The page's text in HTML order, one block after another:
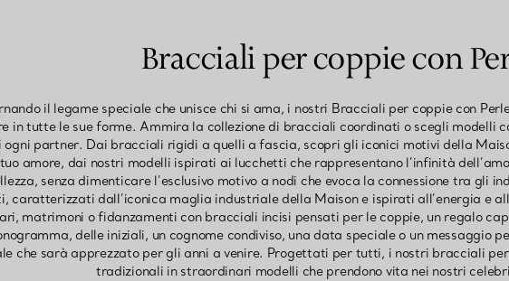
Bracciali per coppie con
il legame speciale che unisce chi si ama, i nostri Bracciali per coppie con
in tutte le sue forme. Ammira la collezione di bracciali coordinati o scegli modelli
ogni partner. Dai bracciali rigidi a quelli a fascia, scopri gli iconici motivi della
amore, dai nostri modelli ispirati ai lucchetti che rappresentano l’infinità
senza dimenticare l’esclusivo motivo a nodi che evoca la connessione tra gli
caratterizzati dall’iconica maglia industriale della Maison e ispirati all’energia e
matrimoni o fidanzamenti con bracciali incisi pensati per le coppie, un regalo
delle iniziali, un cognome condiviso, una data speciale o un messaggio
che sarà apprezzato per gli anni a venire. Progettati per tutti, i nostri bracciali
tradizionali in straordinari modelli che prendono vita nei nostri